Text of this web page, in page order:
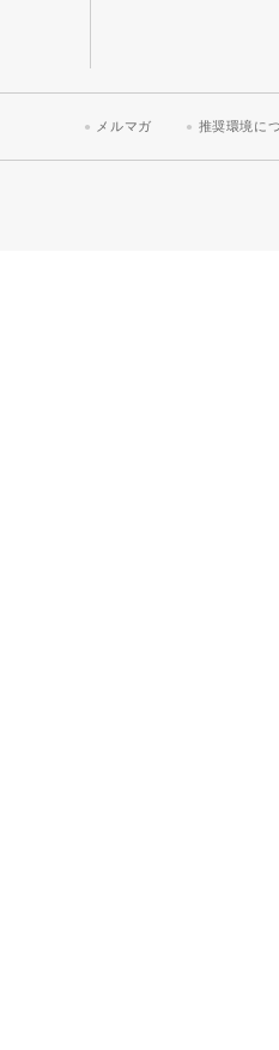
メルマガ 推奨環境に